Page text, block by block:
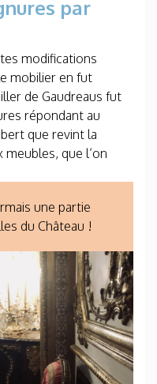
par
modifications
mobilier en fut
de Gaudreaus fut
répondant au
que revint la
que l’on
une partie
du Château !